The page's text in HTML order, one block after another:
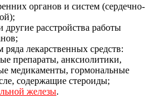
органов и систем (сердечно-
расстройства работы
лекарственных средств:
препараты, анксиолитики,
медикаменты, гормональные
содержащие стероиды;
железы.